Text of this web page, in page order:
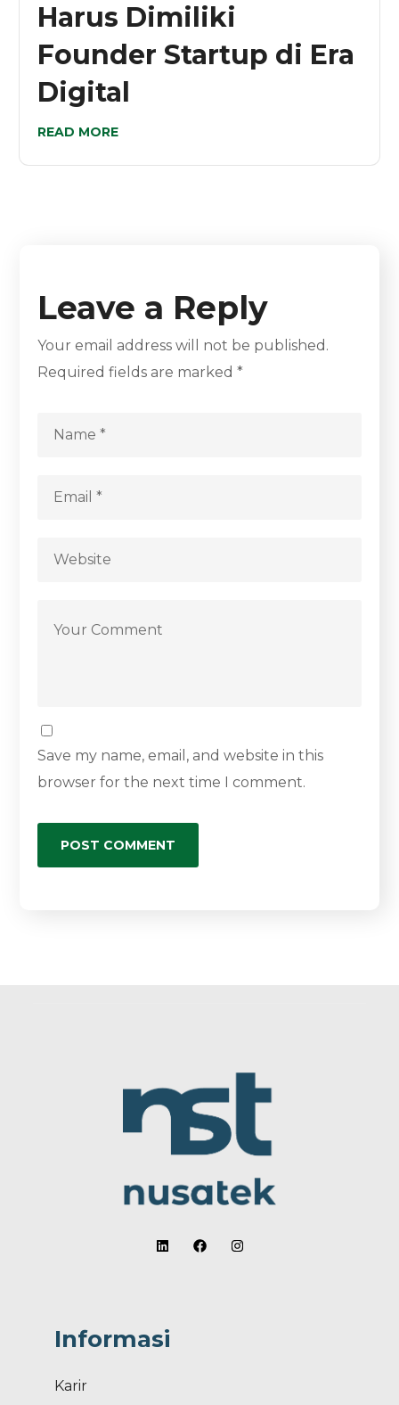
Harus Dimiliki
Founder Startup di Era
Digital
READ MORE
Leave a Reply
Your email address will not be published.
Required fields are marked*
Save my name, email, and website in this
browser for the next time I comment.
Informasi
Karir